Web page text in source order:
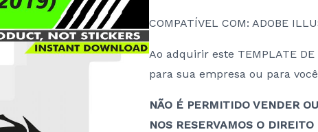
COMPATÍVEL COM: ADOBE
Ao adquirir este TEMPLATE
para sua empresa ou para
NÃO É PERMITIDO VENDER
NOS RESERVAMOS O